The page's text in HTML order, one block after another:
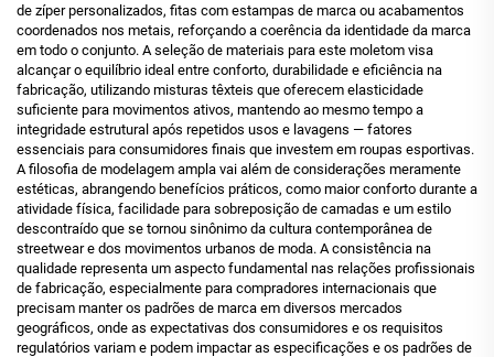
de zíper personalizados, fitas com estampas de marca ou acabamentos
coordenados nos metais, reforçando a coerência da identidade da marca
em todo o conjunto. A seleção de materiais para este moletom visa
alcançar o equilíbrio ideal entre conforto, durabilidade e eficiência na
fabricação, utilizando misturas têxteis que oferecem elasticidade
suficiente para movimentos ativos, mantendo ao mesmo tempo a
integridade estrutural após repetidos usos e lavagens — fatores
essenciais para consumidores finais que investem em roupas esportivas.
A filosofia de modelagem ampla vai além de considerações meramente
estéticas, abrangendo benefícios práticos, como maior conforto durante a
atividade física, facilidade para sobreposição de camadas e um estilo
descontraído que se tornou sinônimo da cultura contemporânea de
streetwear e dos movimentos urbanos de moda. A consistência na
qualidade representa um aspecto fundamental nas relações profissionais
de fabricação, especialmente para compradores internacionais que
precisam manter os padrões de marca em diversos mercados
geográficos, onde as expectativas dos consumidores e os requisitos
regulatórios variam e podem impactar as especificações e os padrões de